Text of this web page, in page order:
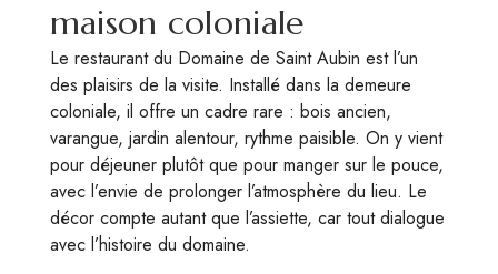
maison coloniale
Le restaurant du Domaine de Saint Aubin est l’un
des plaisirs de la visite. Installé dans la demeure
coloniale, il offre un cadre rare : bois ancien,
varangue, jardin alentour, rythme paisible. On y vient
pour déjeuner plutôt que pour manger sur le pouce,
avec l’envie de prolonger l’atmosphère du lieu. Le
décor compte autant que l’assiette, car tout dialogue
avec l’histoire du domaine.